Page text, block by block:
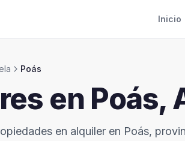
Inicio
Poás
en Poás,
en alquiler en Poás,